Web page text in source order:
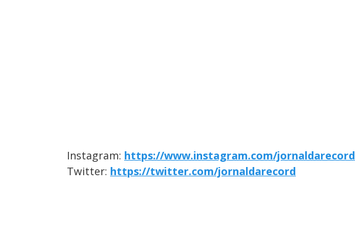
Instagram: https://www.instagram.com/jornaldarecord
Twitter: https://twitter.com/jornaldarecord